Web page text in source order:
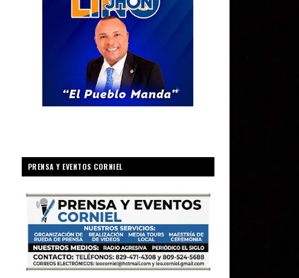
PRENSA Y EVENTOS CORNIEL